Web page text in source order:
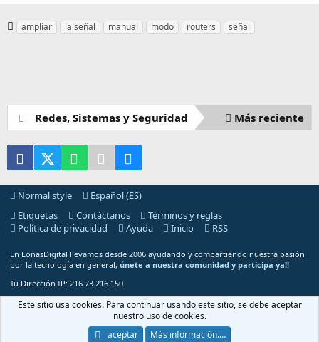
E
a
s
ampliar la señal manual modo routers señal
Redes, Sistemas y Seguridad Más reciente
FacebookX (Twitter)WhatsAppTelegram
Normal style
Español (ES)
Etiquetas
Contáctanos
Términos y reglas
Política de privacidad
Ayuda Inicio RSS
En LonasDigital llevamos desde 2006 ayudando y compartiendo nuestra pasión
por la tecnología en general, únete a nuestra comunidad y participa ya!!
Tu Dirección IP: 216.73.216.150
Community platform by XenForo® © 2010-2025 XenForo Ltd.
-2026 © Copyright LonasDigital - Todos los Derechos Reservados.
La página ha sido cargada en 1.454 segundos
Este sitio usa cookies. Para continuar usando este sitio, se debe aceptar
nuestro uso de cookies.
aceptar
Más información.…